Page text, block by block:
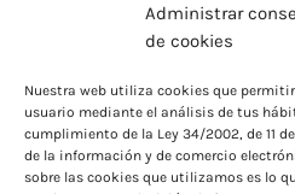
Administrar
de cookies
Nuestra web utiliza cookies que
usuario mediante el análisis de tus
cumplimiento de la Ley 34/2002, de 11
de la información y de comercio
sobre las cookies que utilizamos es lo
¿Beca denegada?
matrícula universidad